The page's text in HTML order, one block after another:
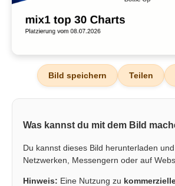
Bild speichern Teilen
Was kannst du mit dem Bild
Du kannst dieses Bild herunterladen
Netzwerken, Messengern oder auf
Hinweis: Eine Nutzung zu